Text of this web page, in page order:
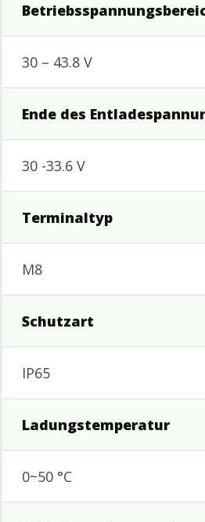
30 – 43.8 V
Ende des
30 -33.6 V
Terminaltyp
M8
Schutzart
IP65
Ladungstemperatur
0~50 °C